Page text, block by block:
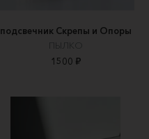
подсвечник Скрепы и Опоры
ПЫЛКО
1500 ₽